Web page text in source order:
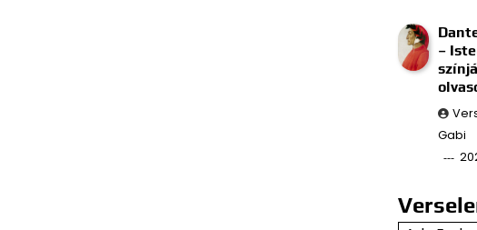
–
Gabi